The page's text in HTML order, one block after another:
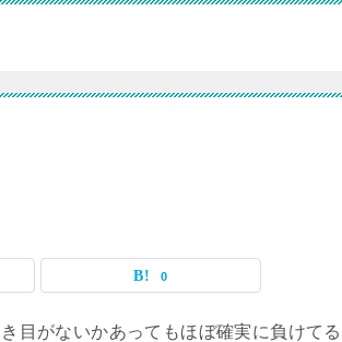
0
目がないかあってもほぼ確実に負けてる